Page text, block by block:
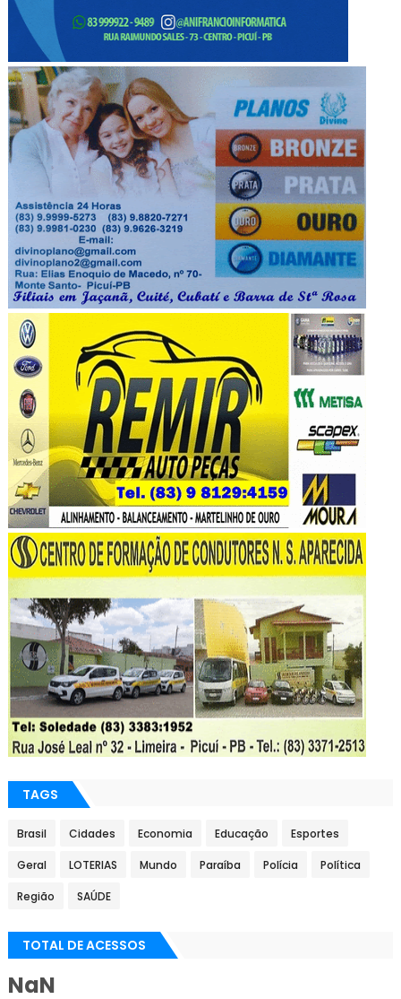
TAGS
Brasil Cidades Economia Educação Esportes
Geral LOTERIAS Mundo Paraíba Polícia Política
Região SAÚDE
TOTAL DE ACESSOS
NaN